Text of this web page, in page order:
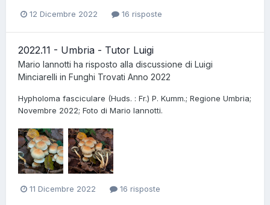
12 Dicembre 2022 16 risposte
2022.11 - Umbria - Tutor Luigi
Mario Iannotti ha risposto alla discussione di Luigi
Minciarelli in Funghi Trovati Anno 2022
Hypholoma fasciculare (Huds. : Fr.) P. Kumm.; Regione Umbria;
Novembre 2022; Foto di Mario Iannotti.
11 Dicembre 2022 16 risposte